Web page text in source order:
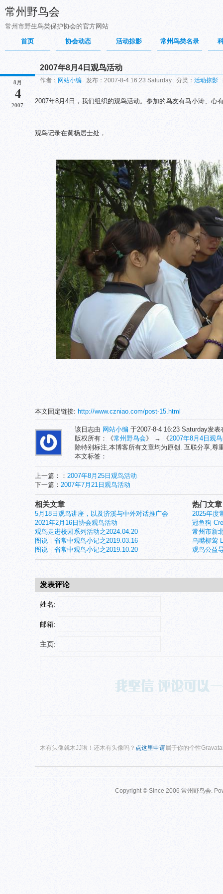
常州野鸟会
常州市野生鸟类保护协会的官方网站
首页
协会动态 活动掠影 常州鸟类名录
8月
4
2007
2007年8月4日观鸟活动
作者： 网站小编 发布：2007-8-4 16:23 Saturday 分类： 活动掠影
2007年8月4日，我们组织的观鸟活动。参加的鸟友有马小涛、心
观鸟记录在黄杨居士处，
本文固定链接: http://www.czniao.com/post-15.html
该日志由 网站小编 于2007-8-4 16:23 Saturday发
版权所有：《常州野鸟会》 → 《2007年8月4日观
除特别标注,本博客所有文章均为原创. 互联分享,尊
本文标签：
上一篇：： 2007年8月25日观鸟活动
下一篇： 2007年7月21日观鸟活动
热门文章
2025年度
冠鱼狗
常州市新
乌嘴柳莺
观鸟公益
相关文章
5月18日观鸟讲座，以及济溪与中外对话推广会
2021年2月16日协会观鸟活动
观鸟走进校园系列活动之2024.04.20
图说｜省常中观鸟小记之2019.03.16
图说｜省常中观鸟小记之2019.10.20
发表评论
姓名:
邮箱:
主页:
木有头像就木JJ啦！还木有头像吗？ 点这里申请 属于你的个性
Copyright © Since 2006 常州野鸟会.